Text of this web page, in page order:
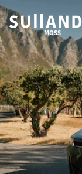
MOSS